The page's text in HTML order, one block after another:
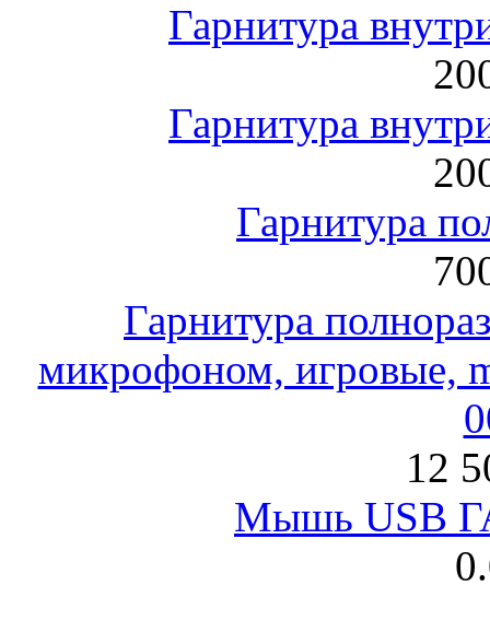
Гарнитура
Гарнитура
Гарнитура
Гарнитура
микрофоном, игровые,
12
Мышь USB